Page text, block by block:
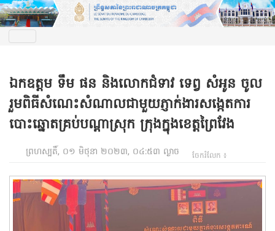
ឯកឧត្តម ទឹម ផន និងលោកជំទាវ ទេព្វ សំអូន ចូល
រួមពិធីសំណេះសំណាលជាមួយភ្ញាក់ងារសង្កេតការ
បោះឆ្នោតគ្រប់បណ្តាស្រុក ក្រុងក្នុងខេត្តព្រៃវែង
ព្រហស្បតិ៍, ០១ មិថុនា ២០២៣, ០៤:៥៣ ល្ងាច ចែករំលែក ៖